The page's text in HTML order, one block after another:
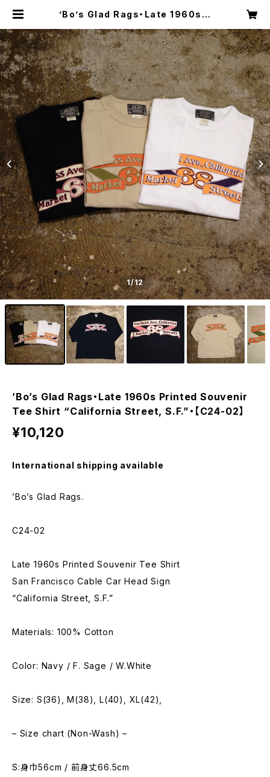
’Bo’s Glad Rags・Late 1960s P
lifornia Street, S.F.”・【C24-0
2】 | Shakedown Trading
1/12
’Bo’s Glad Rags・Late 1960s Printed Souvenir
Tee Shirt “California Street, S.F.”・【C24-02】
¥10,120
International shipping available
’Bo’s Glad Rags.
C24-02
Late 1960s Printed Souvenir Tee Shirt
San Francisco Cable Car Head Sign
“California Street, S.F.”
Materials: 100% Cotton
Color: Navy / F. Sage / W.White
Size: S(36), M(38), L(40), XL(42),
– Size chart (Non-Wash) –
S:身巾56cm / 前身丈66.5cm